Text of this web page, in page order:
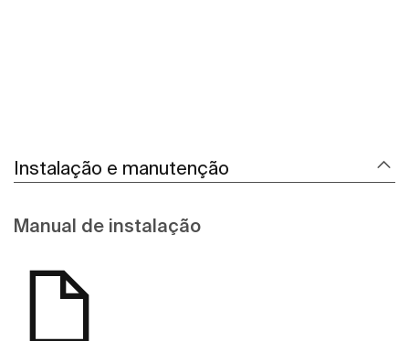
Instalação e manutenção
Manual de instalação